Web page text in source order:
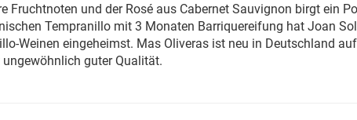
Fruchtnoten und der Rosé aus Cabernet Sauvignon birgt ein
Tempranillo mit 3 Monaten Barriquereifung hat Joan
Weinen eingeheimst. Mas Oliveras ist neu in Deutschland
guter Qualität.